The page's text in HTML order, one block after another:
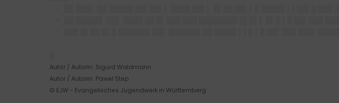
Autor / Autorin: Sigurd Waldmann
Autor / Autorin: Pawel Step
© EJW - Evangelisches Jugendwerk in Württemberg